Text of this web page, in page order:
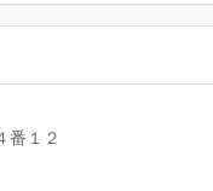
番１２